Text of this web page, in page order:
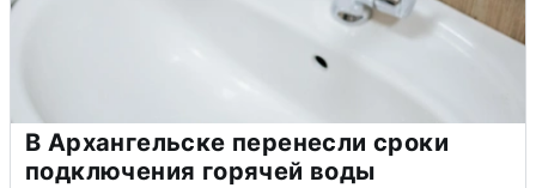
В Архангельске перенесли сроки
подключения горячей воды